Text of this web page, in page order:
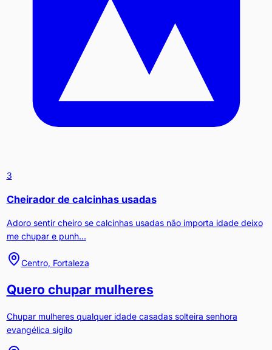
3
Cheirador de calcinhas usadas
Adoro sentir cheiro se calcinhas usadas não importa idade deixo
me chupar e punh...
Centro, Fortaleza
Quero chupar mulheres
Chupar mulheres qualquer idade casadas solteira senhora
evangélica sigilo